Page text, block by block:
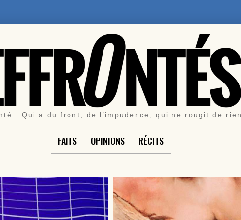
: Qui a du front, de l’impudence, qui ne rougit de rien
FAITS OPINIONS RÉCITS